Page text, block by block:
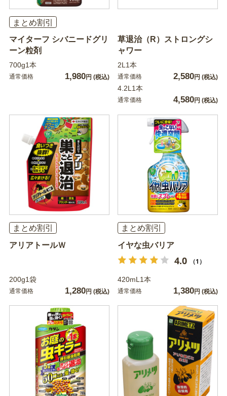
まとめ割引
マイターフ シバニードグリ
ーン粒剤
700g1本
通常価格 1,980円 (税込)
草退治（R）ストロングシ
ャワー
2L1本
通常価格 2,580円 (税込)
4.2L1本
通常価格 4,580円 (税込)
まとめ割引
アリアトールＷ
200g1袋
通常価格 1,280円 (税込)
まとめ割引
イヤな虫バリア
4.0 （1）
420mL1本
通常価格 1,380円 (税込)